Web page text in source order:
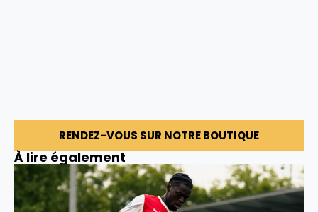
RENDEZ-VOUS SUR NOTRE BOUTIQUE
À lire également